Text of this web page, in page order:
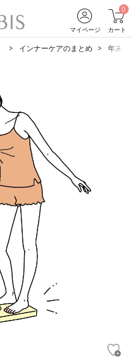
マイページ
0
カート
インナーケアのまとめ 年末年